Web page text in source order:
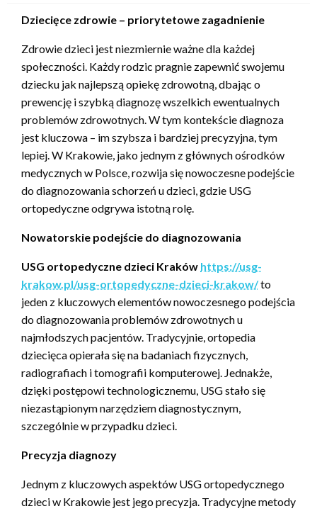
Dziecięce zdrowie – priorytetowe zagadnienie
Zdrowie dzieci jest niezmiernie ważne dla każdej
społeczności. Każdy rodzic pragnie zapewnić swojemu
dziecku jak najlepszą opiekę zdrowotną, dbając o
prewencję i szybką diagnozę wszelkich ewentualnych
problemów zdrowotnych. W tym kontekście diagnoza
jest kluczowa – im szybsza i bardziej precyzyjna, tym
lepiej. W Krakowie, jako jednym z głównych ośrodków
medycznych w Polsce, rozwija się nowoczesne podejście
do diagnozowania schorzeń u dzieci, gdzie USG
ortopedyczne odgrywa istotną rolę.
Nowatorskie podejście do diagnozowania
USG ortopedyczne dzieci Kraków https://usg-
krakow.pl/usg-ortopedyczne-dzieci-krakow/to
jeden z kluczowych elementów nowoczesnego podejścia
do diagnozowania problemów zdrowotnych u
najmłodszych pacjentów. Tradycyjnie, ortopedia
dziecięca opierała się na badaniach fizycznych,
radiografiach i tomografii komputerowej. Jednakże,
dzięki postępowi technologicznemu, USG stało się
niezastąpionym narzędziem diagnostycznym,
szczególnie w przypadku dzieci.
Precyzja diagnozy
Jednym z kluczowych aspektów USG ortopedycznego
dzieci w Krakowie jest jego precyzja. Tradycyjne metody